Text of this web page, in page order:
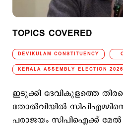
TOPICS COVERED
DEVIKULAM CONSTITUENCY
KERALA ASSEMBLY ELECTION 2026
ഇടുക്കി ദേവികുളത്തെ
തോൽ‌വിയിൽ
പരാജയം സിപിഐക്ക് മേൽ